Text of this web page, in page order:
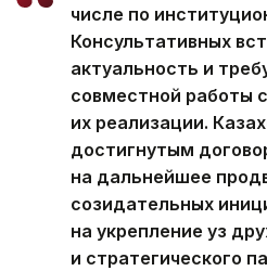
числе по
Консультативных
актуальность и
совместной работы
их реализации.
достигнутым
на дальнейшее
созидательных
на укрепление уз
и стратегического